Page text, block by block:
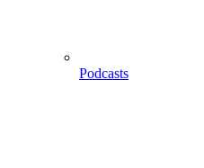
Podcasts